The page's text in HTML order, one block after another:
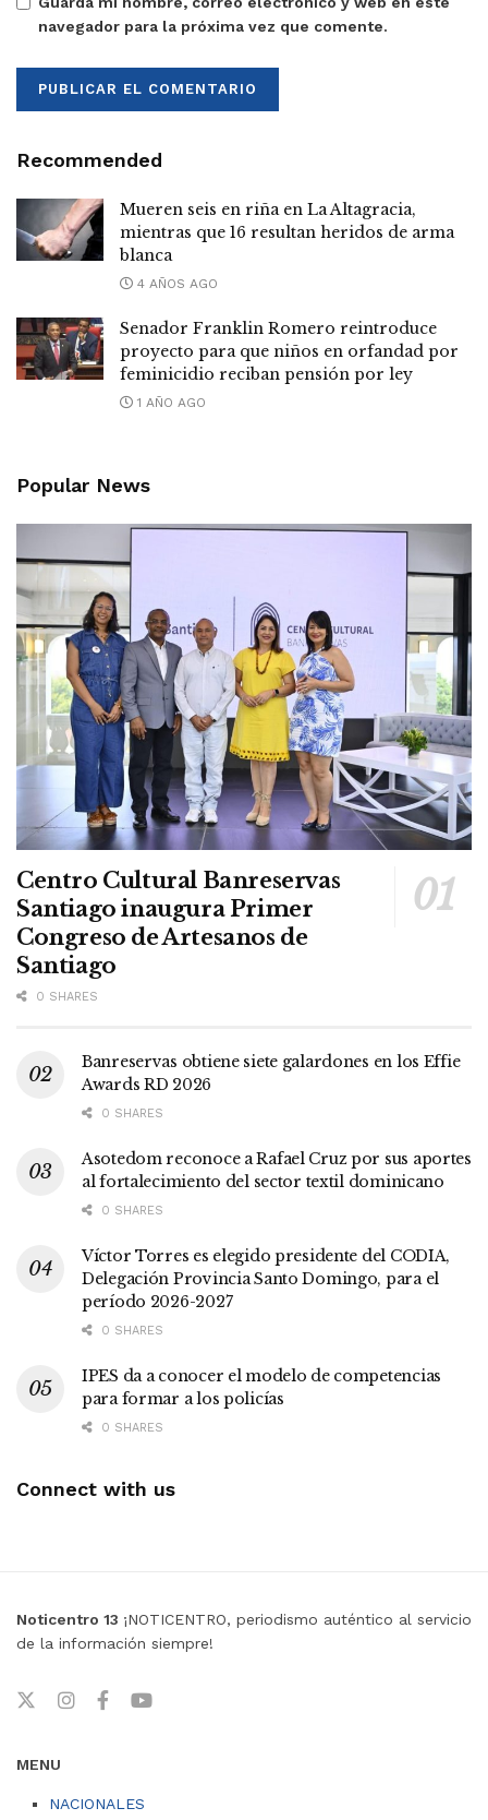
navegador para la próxima vez que comente.
Recommended
Mueren seis en riña en La Altagracia,
mientras que 16 resultan heridos de arma
blanca
4 AÑOS AGO
Senador Franklin Romero reintroduce
proyecto para que niños en orfandad por
feminicidio reciban pensión por ley
1 AÑO AGO
Popular News
Centro Cultural Banreservas
Santiago inaugura Primer
Congreso de Artesanos de
Santiago
0 SHARES
Banreservas obtiene siete galardones en los Effie
Awards RD 2026
0 SHARES
Asotedom reconoce a Rafael Cruz por sus aportes
al fortalecimiento del sector textil dominicano
0 SHARES
Víctor Torres es elegido presidente del CODIA,
Delegación Provincia Santo Domingo, para el
período 2026-2027
0 SHARES
IPES da a conocer el modelo de competencias
para formar a los policías
0 SHARES
Connect with us
Noticentro 13 ¡NOTICENTRO, periodismo auténtico al servicio
de la información siempre!
MENU
NACIONALES